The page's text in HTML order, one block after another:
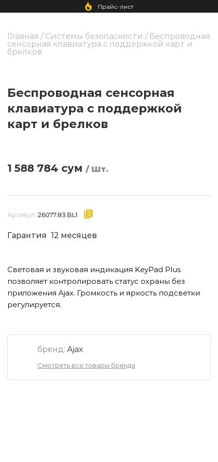
Прайс-лист
Главная / Системы безопасности / Беспроводная
сенсорная клавиатура с поддержкой карт и
брелков
Беспроводная сенсорная
клавиатура с поддержкой
карт и брелков
1 588 784 сум / Шт.
Артикул: 26077.83.BL1
Гарантия 12 месяцев
Световая и звуковая индикация KeyPad Plus
позволяет контролировать статус охраны без
приложения Ajax. Громкость и яркость подсветки
регулируется.
бренд: Ajax
Смотреть все товары бренда